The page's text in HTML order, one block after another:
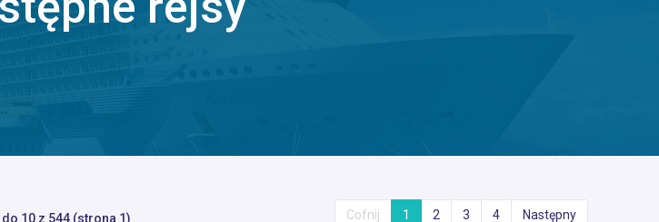
10 z 544 (strona 1) Cofnij 1 2 3 4 Następny